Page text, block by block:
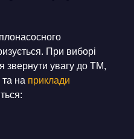
При виборі
звернути увагу до ТМ,
на приклади